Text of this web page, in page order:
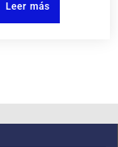
Leer más